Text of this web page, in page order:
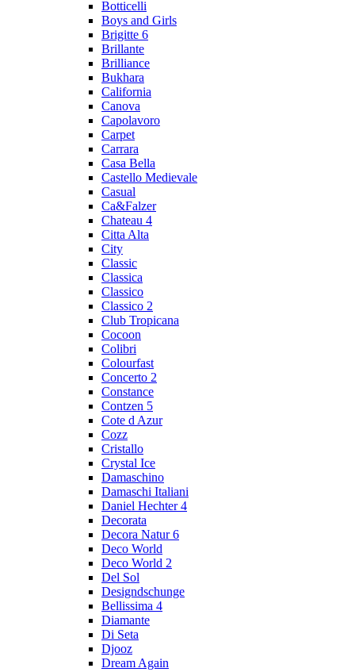
Botticelli
Boys and Girls
Brigitte 6
Brillante
Brilliance
Bukhara
California
Canova
Capolavoro
Carpet
Carrara
Casa Bella
Castello Medievale
Casual
Ca&Falzer
Chateau 4
Citta Alta
City
Classic
Classica
Classico
Classico 2
Club Tropicana
Cocoon
Colibri
Colourfast
Concerto 2
Constance
Contzen 5
Cote d Azur
Cozz
Cristallo
Crystal Ice
Damaschino
Damaschi Italiani
Daniel Hechter 4
Decorata
Decora Natur 6
Deco World
Deco World 2
Del Sol
Designdschunge
Bellissima 4
Diamante
Di Seta
Djooz
Dream Again